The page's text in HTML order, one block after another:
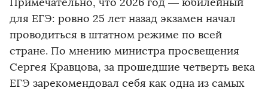
для ЕГЭ: ровно 25 лет назад экзамен начал
проводиться в штатном режиме по всей
стране. По мнению министра просвещения
Сергея Кравцова, за прошедшие четверть века
ЕГЭ зарекомендовал себя как одна из самых